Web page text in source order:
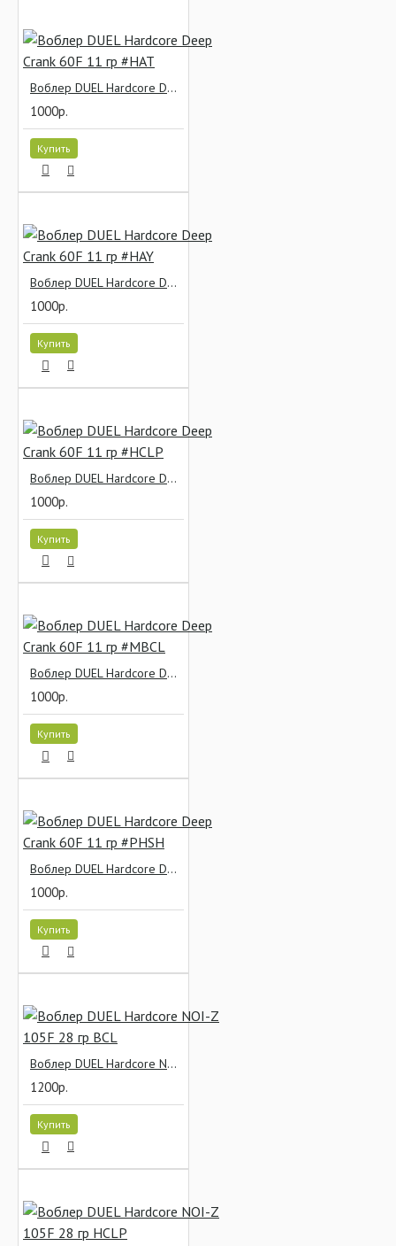
Воблер DUEL Hardcore Deep Crank 60F 11 гр #HAT
1000р.
Купить
Воблер DUEL Hardcore Deep Crank 60F 11 гр #HAY
1000р.
Купить
Воблер DUEL Hardcore Deep Crank 60F 11 гр #HCLP
1000р.
Купить
Воблер DUEL Hardcore Deep Crank 60F 11 гр #MBCL
1000р.
Купить
Воблер DUEL Hardcore Deep Crank 60F 11 гр #PHSH
1000р.
Купить
Воблер DUEL Hardcore NOI-Z 105F 28 гр BCL
1200р.
Купить